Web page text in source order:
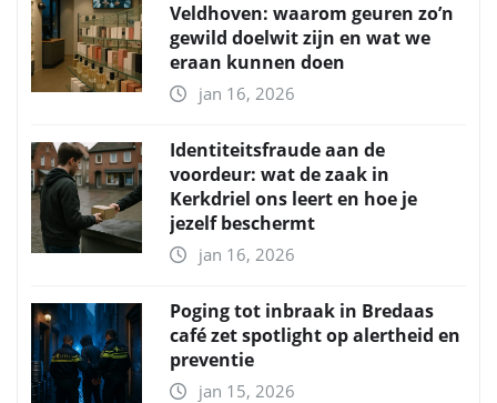
Veldhoven: waarom geuren zo’n
gewild doelwit zijn en wat we
eraan kunnen doen
jan 16, 2026
Identiteitsfraude aan de
voordeur: wat de zaak in
Kerkdriel ons leert en hoe je
jezelf beschermt
jan 16, 2026
Poging tot inbraak in Bredaas
café zet spotlight op alertheid en
preventie
jan 15, 2026